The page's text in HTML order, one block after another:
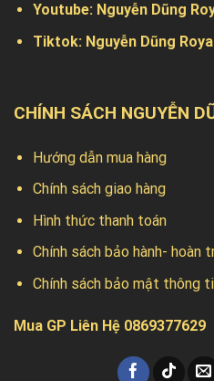
Youtube: Nguyễn Dũng
Tiktok: Nguyễn Dũng
CHÍNH SÁCH NGUYỄN
Hướng dẫn mua hàng
Chính sách giao hàng
Hình thức thanh toán
Chính sách bảo hành- hoàn
Chính sách bảo mật thông
Mua GP Liên Hệ 0869377629